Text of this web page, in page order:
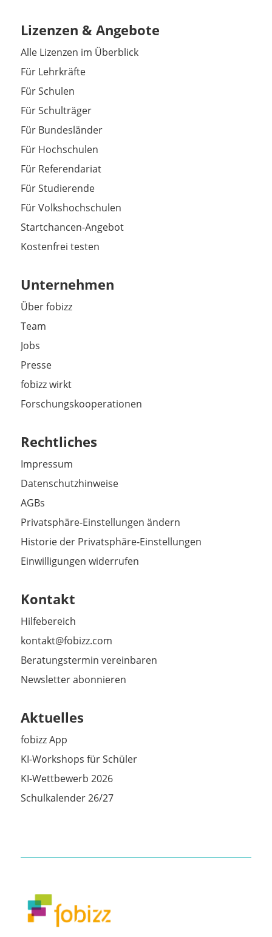
Lizenzen & Angebote
Alle Lizenzen im Überblick
Für Lehrkräfte
Für Schulen
Für Schulträger
Für Bundesländer
Für Hochschulen
Für Referendariat
Für Studierende
Für Volkshochschulen
Startchancen-Angebot
Kostenfrei testen
Unternehmen
Über fobizz
Team
Jobs
Presse
fobizz wirkt
Forschungskooperationen
Rechtliches
Impressum
Datenschutzhinweise
AGBs
Privatsphäre-Einstellungen ändern
Historie der Privatsphäre-Einstellungen
Einwilligungen widerrufen
Kontakt
Hilfebereich
kontakt@fobizz.com
Beratungstermin vereinbaren
Newsletter abonnieren
Aktuelles
fobizz App
KI-Workshops für Schüler
KI-Wettbewerb 2026
Schulkalender 26/27